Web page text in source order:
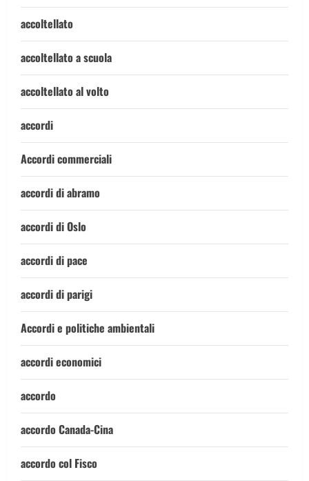
accoltellato
accoltellato a scuola
accoltellato al volto
accordi
Accordi commerciali
accordi di abramo
accordi di Oslo
accordi di pace
accordi di parigi
Accordi e politiche ambientali
accordi economici
accordo
accordo Canada-Cina
accordo col Fisco